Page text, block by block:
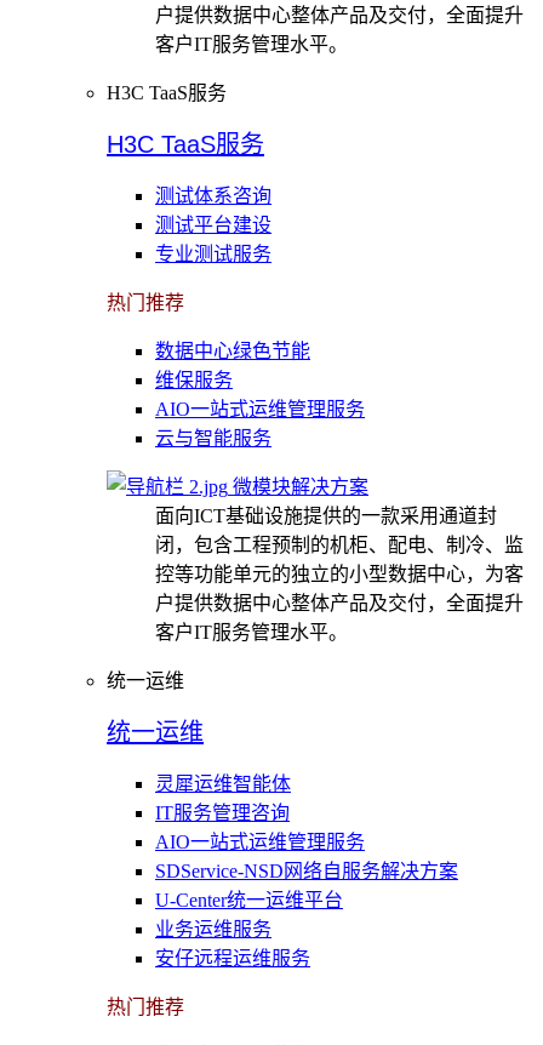
户提供数据中心整体产品及交付，全面提升
客户IT服务管理水平。
H3C TaaS服务
H3C TaaS服务
测试体系咨询
测试平台建设
专业测试服务
热门推荐
数据中心绿色节能
维保服务
AIO一站式运维管理服务
云与智能服务
微模块解决方案
面向ICT基础设施提供的一款采用通道封
闭，包含工程预制的机柜、配电、制冷、监
控等功能单元的独立的小型数据中心，为客
户提供数据中心整体产品及交付，全面提升
客户IT服务管理水平。
统一运维
统一运维
灵犀运维智能体
IT服务管理咨询
AIO一站式运维管理服务
SDService-NSD网络自服务解决方案
U-Center统一运维平台
业务运维服务
安仔远程运维服务
热门推荐